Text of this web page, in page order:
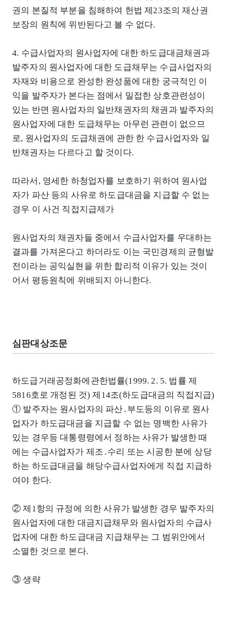
권의 본질적 부분을 침해하여 헌법 제23조의 재산권
보장의 원칙에 위반된다고 볼 수 없다.
4. 수급사업자의 원사업자에 대한 하도급대금채권과
발주자의 원사업자에 대한 도급채무는 수급사업자의
자재와 비용으로 완성한 완성품에 대한 궁극적인 이
익을 발주자가 본다는 점에서 밀접한 상호관련성이
있는 반면 원사업자의 일반채권자의 채권과 발주자의
원사업자에 대한 도급채무는 아무런 관련이 없으므
로, 원사업자의 도급채권에 관한 한 수급사업자와 일
반채권자는 다르다고 할 것이다.
따라서, 영세한 하청업자를 보호하기 위하여 원사업
자가 파산 등의 사유로 하도급대금을 지급할 수 없는
경우 이 사건 직접지급제가
원사업자의 채권자들 중에서 수급사업자를 우대하는
결과를 가져온다고 하더라도 이는 국민경제의 균형발
전이라는 공익실현을 위한 합리적 이유가 있는 것이
어서 평등원칙에 위배되지 아니한다.
심판대상조문
하도급거래공정화에관한법률(1999. 2. 5. 법률 제
5816호로 개정된 것) 제14조(하도급대금의 직접지급)
① 발주자는 원사업자의 파산․부도등의 이유로 원사
업자가 하도급대금을 지급할 수 없는 명백한 사유가
있는 경우등 대통령령에서 정하는 사유가 발생한 때
에는 수급사업자가 제조․수리 또는 시공한 분에 상당
하는 하도급대금을 해당수급사업자에게 직접 지급하
여야 한다.
② 제1항의 규정에 의한 사유가 발생한 경우 발주자의
원사업자에 대한 대금지급채무와 원사업자의 수급사
업자에 대한 하도급대금 지급채무는 그 범위안에서
소멸한 것으로 본다.
③ 생략